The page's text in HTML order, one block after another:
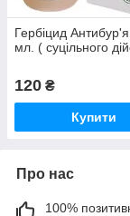
Гербіцид
мл. ( суцільного
120 ₴
Купити
Про нас
100%